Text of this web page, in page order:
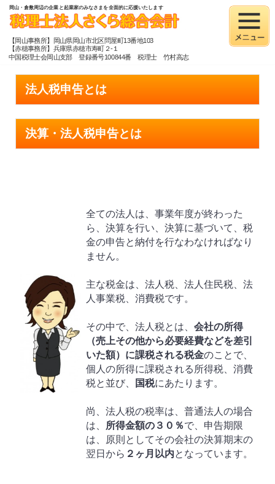
岡山・倉敷周辺の企業と起業家のみなさまを全面的に応援いたします
【岡山事務所】岡山県岡山市北区問屋町13番地103
【赤穂事務所】兵庫県赤穂市寿町２-１
中国税理士会岡山支部 登録番号100844番 税理士 竹村高志
税理士法人さくら総合会計>法人税申告とは
法人税申告とは
決算・法人税申告とは
全ての法人は、事業年度が終わった
ら、決算を行い、決算に基づいて、税
金の申告と納付を行なわなければなり
ません。
主な税金は、法人税、法人住民税、法
人事業税、消費税です。
その中で、法人税とは、会社の所得
（売上その他から必要経費などを差引
いた額）に課税される税金のことで、
個人の所得に課税される所得税、消費
税と並び、
国税にあたります。
尚、法人税の税率は、普通法人の場合
は、
所得金額の３０％で、申告期限
は、原則としてその会社の決算期末の
翌日から ２ヶ月以内となっています。